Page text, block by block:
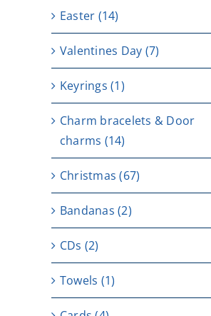
DETAILS
Easter (14)
Valentines Day (7)
Keyrings (1)
Charm bracelets & Door
charms (14)
Christmas (67)
Bandanas (2)
CDs (2)
Towels (1)